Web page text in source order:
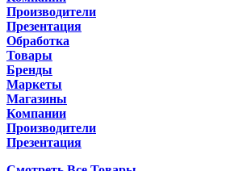
Производители
Презентация
Обработка
Товары
Бренды
Маркеты
Магазины
Компании
Производители
Презентация